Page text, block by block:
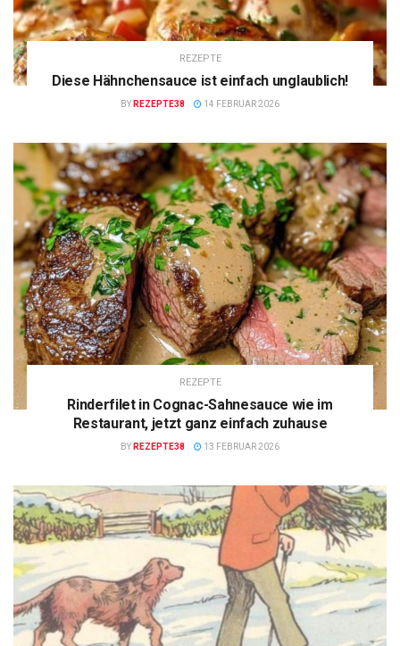
REZEPTE
Diese Hähnchensauce ist einfach unglaublich!
BY REZEPTE38 14 FEBRUAR 2026
REZEPTE
Rinderfilet in Cognac-Sahnesauce wie im
Restaurant, jetzt ganz einfach zuhause
BY REZEPTE38 13 FEBRUAR 2026